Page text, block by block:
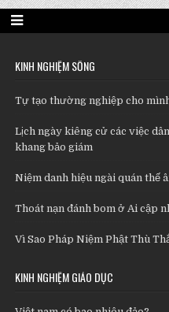
KINH NGHIỆM SỐNG
Tự tạo thường nghiệp cho
Lịch ngày kiêng cử các việc
khang bảo giám
Niệm danh hiệu ngài quán thế
Thoát nạn đánh bom ở Ai cập
Vì Sao Pháp Niệm Phật Thù
KINH NGHIỆM GIÁO DỤC